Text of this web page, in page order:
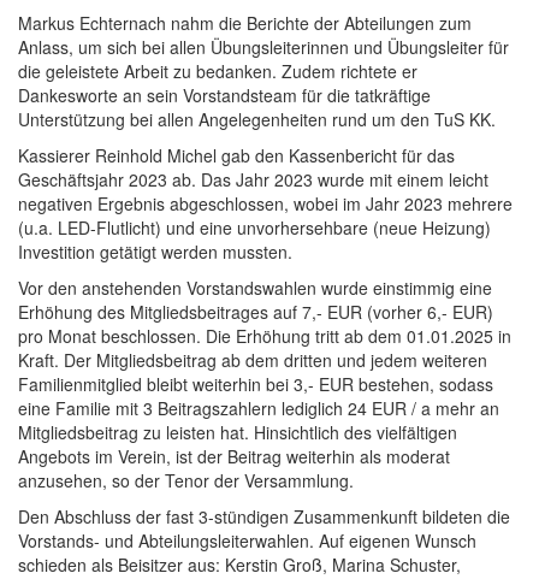
Markus Echternach nahm die Berichte der Abteilungen zum
Anlass, um sich bei allen Übungsleiterinnen und Übungsleiter für
die geleistete Arbeit zu bedanken. Zudem richtete er
Dankesworte an sein Vorstandsteam für die tatkräftige
Unterstützung bei allen Angelegenheiten rund um den TuS KK.
Kassierer Reinhold Michel gab den Kassenbericht für das
Geschäftsjahr 2023 ab. Das Jahr 2023 wurde mit einem leicht
negativen Ergebnis abgeschlossen, wobei im Jahr 2023 mehrere
(u.a. LED-Flutlicht) und eine unvorhersehbare (neue Heizung)
Investition getätigt werden mussten.
Vor den anstehenden Vorstandswahlen wurde einstimmig eine
Erhöhung des Mitgliedsbeitrages auf 7,- EUR (vorher 6,- EUR)
pro Monat beschlossen. Die Erhöhung tritt ab dem 01.01.2025 in
Kraft. Der Mitgliedsbeitrag ab dem dritten und jedem weiteren
Familienmitglied bleibt weiterhin bei 3,- EUR bestehen, sodass
eine Familie mit 3 Beitragszahlern lediglich 24 EUR / a mehr an
Mitgliedsbeitrag zu leisten hat. Hinsichtlich des vielfältigen
Angebots im Verein, ist der Beitrag weiterhin als moderat
anzusehen, so der Tenor der Versammlung.
Den Abschluss der fast 3-stündigen Zusammenkunft bildeten die
Vorstands- und Abteilungsleiterwahlen. Auf eigenen Wunsch
schieden als Beisitzer aus: Kerstin Groß, Marina Schuster,